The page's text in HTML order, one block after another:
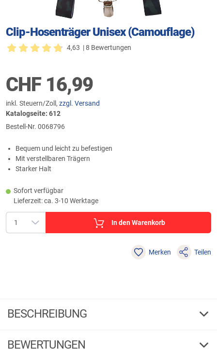
Clip-Hosenträger Unisex (Camouflage)
4,63 | 8 Bewertungen
CHF16,99
inkl. Steuern/Zoll, zzgl. Versand
Katalogseite: 612
Bestell-Nr. 0068796
Bequem und leicht zu befestigen
Mit verstellbaren Trägern
Starker Halt
Sofort verfügbar
Lieferzeit: ca. 3-10 Werktage
In den Warenkorb
Merken Teilen
BESCHREIBUNG
Diese Clip Hosenträger sind bequem, leicht zu befestigen, mit
BEWERTUNGEN